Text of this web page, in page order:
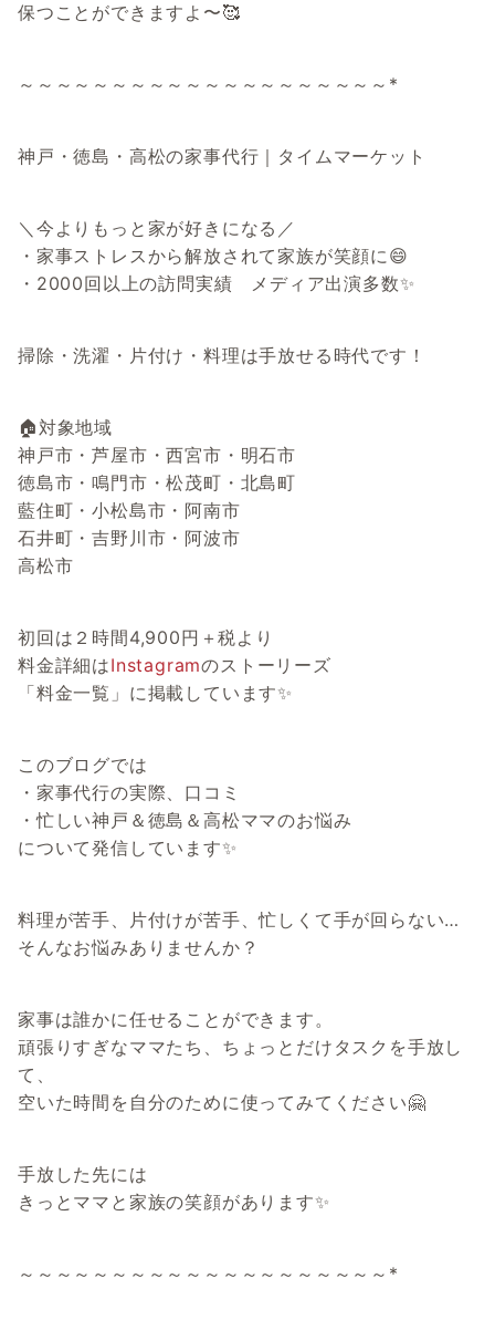
保つことができますよ〜🥰
～～～～～～～～～～～～～～～～～～～～*
神戸・徳島・高松の家事代行｜タイムマーケット
＼今よりもっと家が好きになる／
・家事ストレスから解放されて家族が笑顔に😄
・2000回以上の訪問実績 メディア出演多数✨
掃除・洗濯・片付け・料理は手放せる時代です！
🏠対象地域
神戸市・芦屋市・西宮市・明石市
徳島市・鳴門市・松茂町・北島町
藍住町・小松島市・阿南市
石井町・吉野川市・阿波市
高松市
初回は２時間4,900円＋税より
料金詳細はInstagramのストーリーズ
「料金一覧」に掲載しています✨
このブログでは
・家事代行の実際、口コミ
・忙しい神戸＆徳島＆高松ママのお悩み
について発信しています✨
料理が苦手、片付けが苦手、忙しくて手が回らない…
そんなお悩みありませんか？
家事は誰かに任せることができます。
頑張りすぎなママたち、ちょっとだけタスクを手放し
て、
空いた時間を自分のために使ってみてください🤗
手放した先には
きっとママと家族の笑顔があります✨
～～～～～～～～～～～～～～～～～～～～*